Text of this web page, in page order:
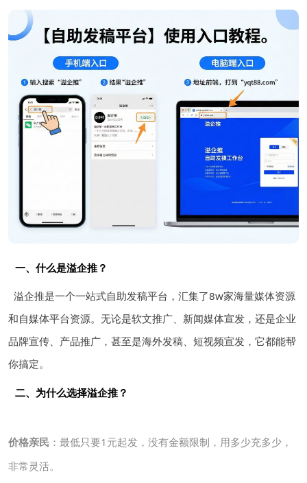
一、什么是溢企推？
溢企推是一个一站式自助发稿平台，汇集了8w家海量媒体资源
和自媒体平台资源。无论是软文推广、新闻媒体宣发，还是企业
品牌宣传、产品推广，甚至是海外发稿、短视频宣发，它都能帮
你搞定。
二、为什么选择溢企推？
价格亲民 ：最低只要1元起发，没有金额限制，用多少充多少，
非常灵活。